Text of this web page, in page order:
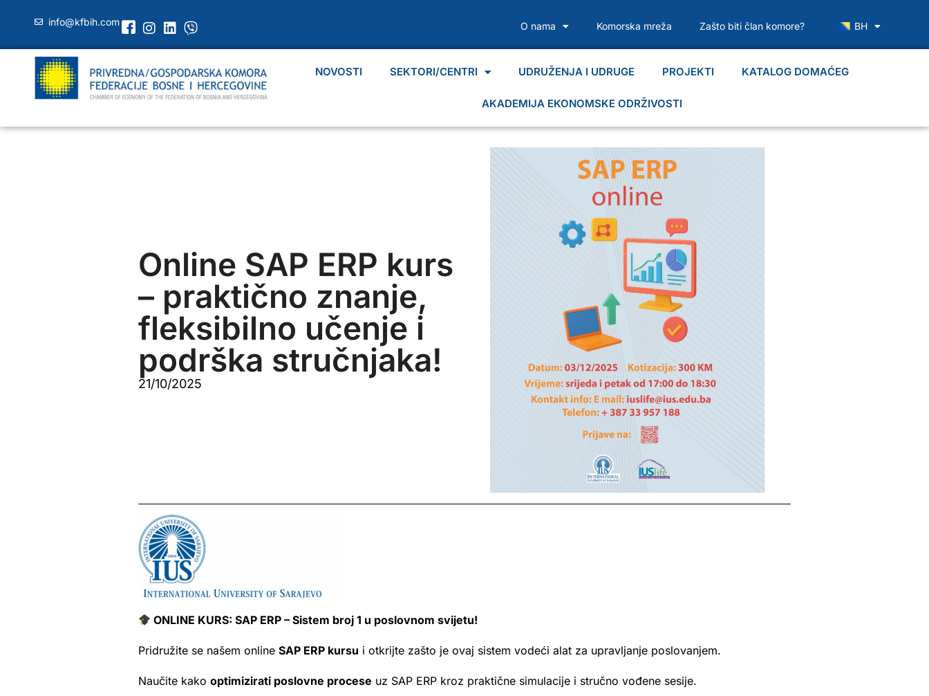
info@kfbih.com O nama Komorska mreža Zašto biti član komore? BH
NOVOSTI SEKTORI/CENTRI UDRUŽENJA I UDRUGE PROJEKTI KATALOG DOMAĆEG
AKADEMIJA EKONOMSKE ODRŽIVOSTI
Online SAP ERP kurs
– praktično znanje,
fleksibilno učenje i
podrška stručnjaka!
21/10/2025
ONLINE KURS: SAP ERP – Sistem broj 1 u poslovnom svijetu!
Pridružite se našem online SAP ERP kursu i otkrijte zašto je ovaj sistem vodeći alat za upravljanje poslovanjem.
Naučite kako optimizirati poslovne procese uz SAP ERP kroz praktične simulacije i stručno vođene sesije.